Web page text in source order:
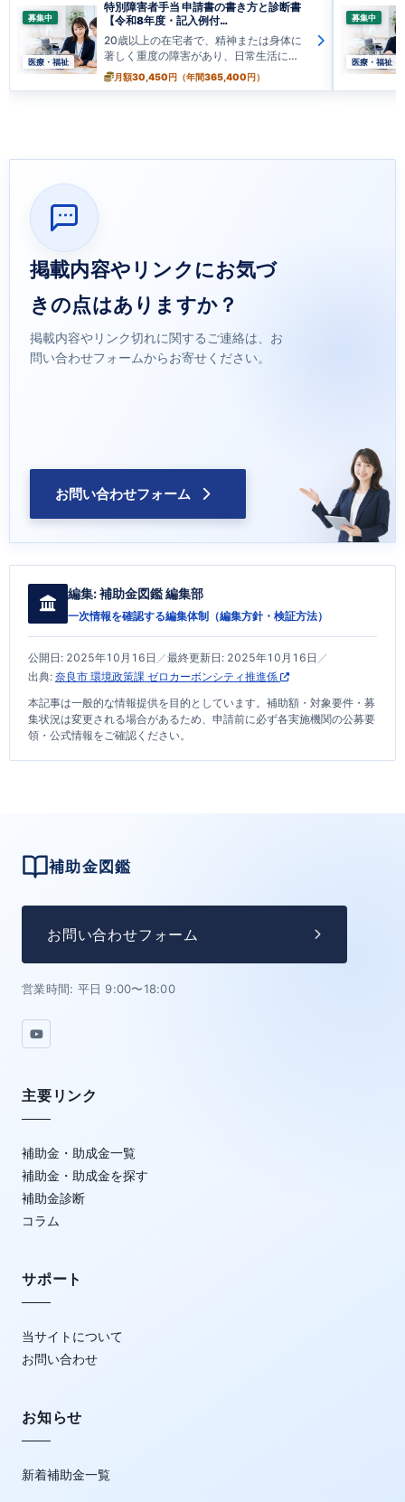
募集中
医療・福祉
特別障害者手当 申請書の書き方と診断書
【令和8年度・記入例付…
20歳以上の在宅者で、精神または身体に
著しく重度の障害があり、日常生活にお
い…月額30,450円（年間365,400円）
募集中
医療・福祉
掲載内容やリンクにお気づ
きの点はありますか？
掲載内容やリンク切れに関するご連絡は、お
問い合わせフォームからお寄せください。
お問い合わせフォーム
編集:補助金図鑑 編集部
一次情報を確認する編集体制（編集方針・検証方法）
公開日: 2025年10月16日 ／最終更新日: 2025年10月16日 ／
出典: 奈良市 環境政策課 ゼロカーボンシティ推進係
本記事は一般的な情報提供を目的としています。補助額・対象要件・募
集状況は変更される場合があるため、申請前に必ず各実施機関の公募要
領・公式情報をご確認ください。
補助金図鑑
お問い合わせフォーム
営業時間: 平日 9:00〜18:00
主要リンク
補助金・助成金一覧
補助金・助成金を探す
補助金診断
コラム
サポート
当サイトについて
お問い合わせ
お知らせ
新着補助金一覧